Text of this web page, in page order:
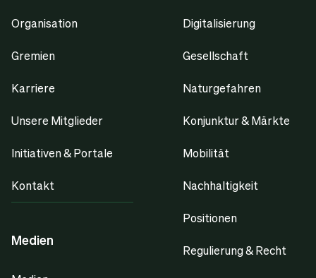
Organisation
Gremien
Karriere
Unsere Mitglieder
Initiativen & Portale
Kontakt
Medien
Digitalisierung
Gesellschaft
Naturgefahren
Konjunktur & Märkte
Mobilität
Nachhaltigkeit
Positionen
Regulierung & Recht